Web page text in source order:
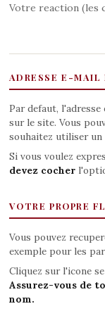
Votre reaction (les
ADRESSE E-
Par defaut,
sur le site. Vous
souhaitez utiliser un
Si vous voulez
devez cocher
VOTRE PROPRE
Vous pouvez
exemple pour les
Cliquez sur l'icone
Assurez-vous de
nom.